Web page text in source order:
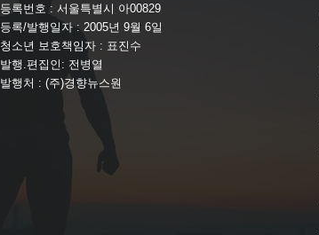
등록번호 : 서울특별시 아00829
등록/발행일자 : 2005년 9월 6일
청소년 보호책임자 : 표진수
발행.편집인: 전병열
발행처 : (주)경향뉴스원